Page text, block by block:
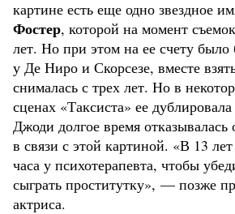
картине есть еще одно звездное
Фостер, которой на момент
лет. Но при этом на ее счету
у Де Ниро и Скорсезе, вместе
снималась с трех лет. Но в
сценах «Таксиста» ее
Джоди долгое время отказывалась
в связи с этой картиной. «В 13
часа у психотерапевта, чтобы
сыграть проститутку», — позже
актриса.